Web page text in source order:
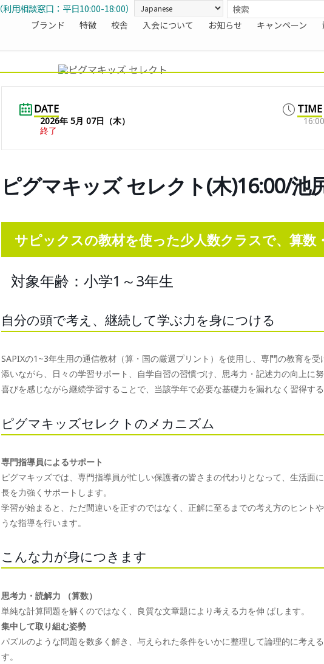
ブランド 特徴 校舎 入会について お知らせ キャンペーン
（利用相談窓口：平日10:00-18:00）
DATE
2026年 5月 07日（木）
終了
TIME
ピグマキッズ セレクト(木)16:00/池
サピックスの教材を使った少人数クラスで、算数
対象年齢：小学1～3年生
自分の頭で考え、継続して学ぶ力を身につける
SAPIXの1~3年生用の通信教材（算・国の厳選プリント）を使用し、専門の教育を
添いながら、日々の学習サポート、自学自習の習慣づけ、思考力・記述力の向上に
喜びを感じながら継続学習することで、当該学年で必要な基礎力を漏れなく習得する
ピグマキッズセレクトのメカニズム
専門指導員によるサポート
ピグマキッズでは、専門指導員が忙しい保護者の皆さまの代わりとなって、生活面
長を力強くサポートします。
学習が始まると、ただ間違いを正すのではなく、正解に至るまでの考え方のヒント
うな指導を行います。
こんな力が身につきます
思考力・読解力 （算数）
単純な計算問題を解くのではなく、良質な文章題により考える力を伸 ばします。
集中して取り組む姿勢
パズルのような問題を数多く解き、与えられた条件をいかに整理して論理的に考え
す。